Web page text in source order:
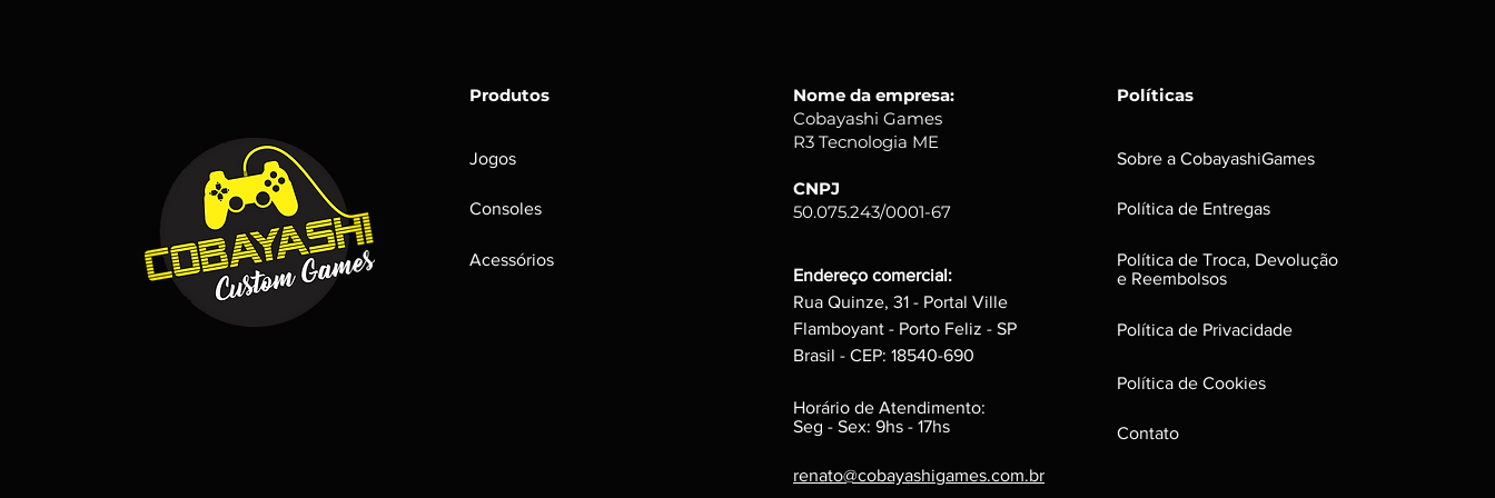
isco, podem possuir leves riscos que não
interferem na performance do jogo.
Caixas e Embalagens:
Podem possuir pequenas avarias, que não irão afetar
Produtos
Jogos
Consoles
Acessórios
Nome da empresa:
Cobayashi Games
R3 Tecnologia ME
CNPJ
50.075.243/0001-67
Endereço comercial:
Rua Quinze, 31 - Portal Ville
Flamboyant - Porto Feliz - SP
Brasil - CEP: 18540-690
Horário de Atendimento:
Seg - Sex: 9hs - 17hs
renato@cobayashigames.com.br
Políticas
Sobre a CobayashiGames
Política de Entregas
Política de Troca, Devolução
e Reembolsos
Política de Privacidade
Política de Cookies
Contato